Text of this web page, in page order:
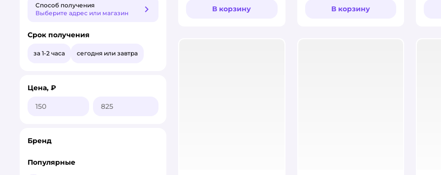
В корзину В корзину
Способ получения
Выберите адрес или магазин
Способ получения
Срок получения
за 1-2 часа сегодня или завтра
Цена, ₽
Бренд
Популярные